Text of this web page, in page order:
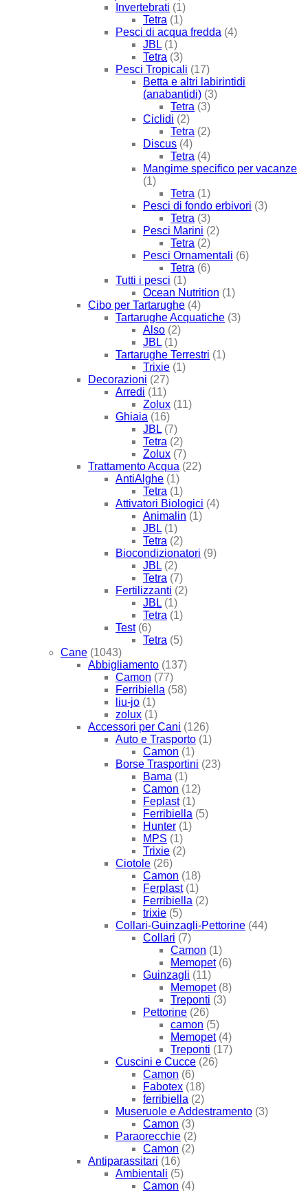
Invertebrati (1)
Tetra (1)
Pesci di acqua fredda (4)
JBL (1)
Tetra (3)
Pesci Tropicali (17)
Betta e altri labirintidi
(anabantidi) (3)
Tetra (3)
Ciclidi (2)
Tetra (2)
Discus (4)
Tetra (4)
Mangime specifico per vacanze
(1)
Tetra (1)
Pesci di fondo erbivori (3)
Tetra (3)
Pesci Marini (2)
Tetra (2)
Pesci Ornamentali (6)
Tetra (6)
Tutti i pesci (1)
Ocean Nutrition (1)
Cibo per Tartarughe (4)
Tartarughe Acquatiche (3)
Also (2)
JBL (1)
Tartarughe Terrestri (1)
Trixie (1)
Decorazioni (27)
Arredi (11)
Zolux (11)
Ghiaia (16)
JBL (7)
Tetra (2)
Zolux (7)
Trattamento Acqua (22)
AntiAlghe (1)
Tetra (1)
Attivatori Biologici (4)
Animalin (1)
JBL (1)
Tetra (2)
Biocondizionatori (9)
JBL (2)
Tetra (7)
Fertilizzanti (2)
JBL (1)
Tetra (1)
Test (6)
Tetra (5)
Cane (1043)
Abbigliamento (137)
Camon (77)
Ferribiella (58)
liu-jo (1)
zolux (1)
Accessori per Cani (126)
Auto e Trasporto (1)
Camon (1)
Borse Trasportini (23)
Bama (1)
Camon (12)
Feplast (1)
Ferribiella (5)
Hunter (1)
MPS (1)
Trixie (2)
Ciotole (26)
Camon (18)
Ferplast (1)
Ferribiella (2)
trixie (5)
Collari-Guinzagli-Pettorine (44)
Collari (7)
Camon (1)
Memopet (6)
Guinzagli (11)
Memopet (8)
Treponti (3)
Pettorine (26)
camon (5)
Memopet (4)
Treponti (17)
Cuscini e Cucce (26)
Camon (6)
Fabotex (18)
ferribiella (2)
Museruole e Addestramento (3)
Camon (3)
Paraorecchie (2)
Camon (2)
Antiparassitari (16)
Ambientali (5)
Camon (4)